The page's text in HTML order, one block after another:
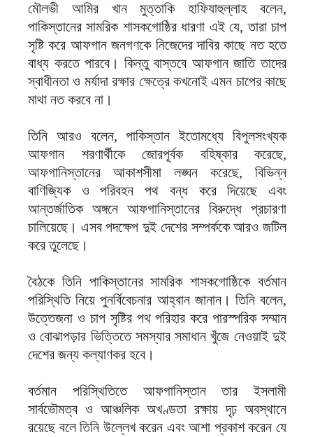
‎মৌলভী আমির খান মুত্তাকি হাফিযাহুল্লাহ বলেন,
পাকিস্তানের সামরিক শাসকগোষ্ঠির ধারণা এই যে, তারা চাপ
সৃষ্টি করে আফগান জনগণকে নিজেদের দাবির কাছে নত হতে
বাধ্য করতে পারবে। কিন্তু বাস্তবে আফগান জাতি তাদের
স্বাধীনতা ও মর্যাদা রক্ষার ক্ষেত্রে কখনোই এমন চাপের কাছে
মাথা নত করবে না।
‎তিনি আরও বলেন, পাকিস্তান ইতোমধ্যে বিপুলসংখ্যক
আফগান শরণার্থীকে জোরপূর্বক বহিষ্কার করেছে,
আফগানিস্তানের আকাশসীমা লঙ্ঘন করেছে, বিভিন্ন
বাণিজ্যিক ও পরিবহন পথ বন্ধ করে দিয়েছে এবং
আন্তর্জাতিক অঙ্গনে আফগানিস্তানের বিরুদ্ধে প্রচারণা
চালিয়েছে। এসব পদক্ষেপ দুই দেশের সম্পর্ককে আরও জটিল
করে তুলেছে।
‎বৈঠকে তিনি পাকিস্তানের সামরিক শাসকগোষ্ঠিকে বর্তমান
পরিস্থিতি নিয়ে পুনর্বিবেচনার আহ্বান জানান। তিনি বলেন,
উত্তেজনা ও চাপ সৃষ্টির পথ পরিহার করে পারস্পরিক সম্মান
ও বোঝাপড়ার ভিত্তিতে সমস্যার সমাধান খুঁজে নেওয়াই দুই
দেশের জন্য কল্যাণকর হবে।
‎বর্তমান পরিস্থিতিতে আফগানিস্তান তার ইসলামী
সার্বভৌমত্ব ও আঞ্চলিক অখণ্ডতা রক্ষায় দৃঢ় অবস্থানে
রয়েছে বলে তিনি উল্লেখ করেন এবং আশা প্রকাশ করেন যে